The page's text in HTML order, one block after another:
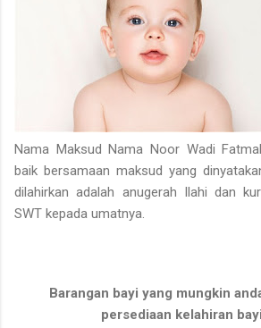
Nama Maksud Nama Noor Wadi
baik bersamaan maksud yang
dilahirkan adalah anugerah Ilahi dan
SWT kepada umatnya.
Barangan bayi yang mungkin
persediaan kelahiran